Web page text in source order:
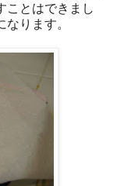
ことはできまし
ります。